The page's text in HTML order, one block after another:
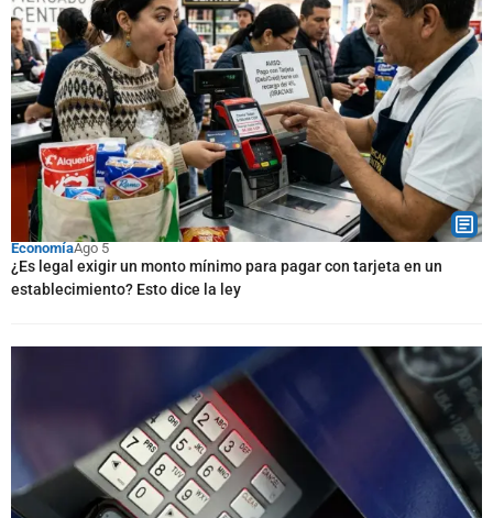
EconomíaAgo 5
¿Es legal exigir un monto mínimo para pagar con tarjeta en un
establecimiento? Esto dice la ley